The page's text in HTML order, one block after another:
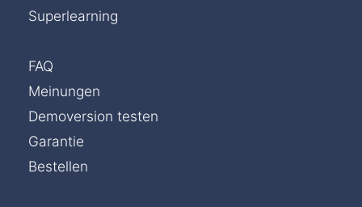
Superlearning
FAQ
Meinungen
Demoversion testen
Garantie
Bestellen